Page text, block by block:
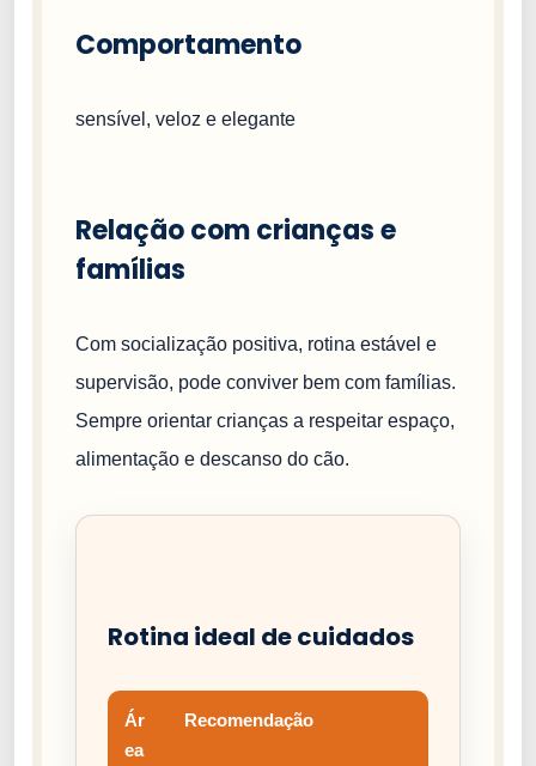
Comportamento
sensível, veloz e elegante
Relação com crianças e
famílias
Com socialização positiva, rotina estável e
supervisão, pode conviver bem com famílias.
Sempre orientar crianças a respeitar espaço,
alimentação e descanso do cão.
Rotina ideal de cuidados
Ár
ea
Recomendação